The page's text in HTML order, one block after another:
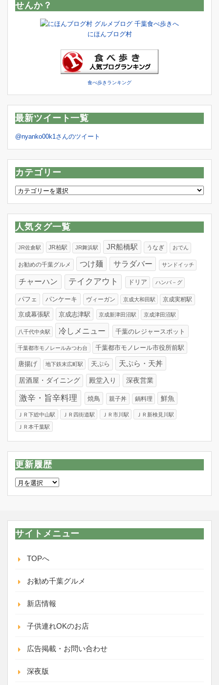
せんか？
にほんブログ村
食べ歩きランキング
最新ツイート一覧
@nyanko00k1さんのツイート
カテゴリー
カ
リ
ー
人気タグ一覧
JR佐倉駅 JR柏駅 JR舞浜駅 JR船橋駅 うなぎ おでん
お勧めの千葉グルメ つけ麺 サラダバー サンドイッチ
チャーハン テイクアウト ドリア ハンバ－グ
パフェ パンケーキ ヴィーガン 京成大和田駅 京成実籾駅
京成幕張駅 京成志津駅 京成新津田沼駅 京成津田沼駅
八千代中央駅 冷しメニュー 千葉のレジャースポット
千葉都市モノレールみつわ台 千葉都市モノレール市役所前駅
唐揚げ 地下鉄末広町駅 天ぷら 天ぷら・天丼
居酒屋・ダイニング 殿堂入り 深夜営業
激辛・旨辛料理 焼鳥 親子丼 鍋料理 鮮魚
ＪＲ下総中山駅 ＪＲ四街道駅 ＪＲ市川駅 ＪＲ新検見川駅
ＪＲ本千葉駅
更新履歴
更
サイトメニュー
TOPへ
お勧め千葉グルメ
新店情報
子供連れOKのお店
広告掲載・お問い合わせ
深夜版